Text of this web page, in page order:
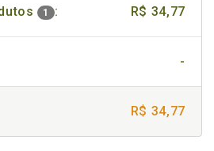
1 : R$ 34,77
-
R$ 34,77